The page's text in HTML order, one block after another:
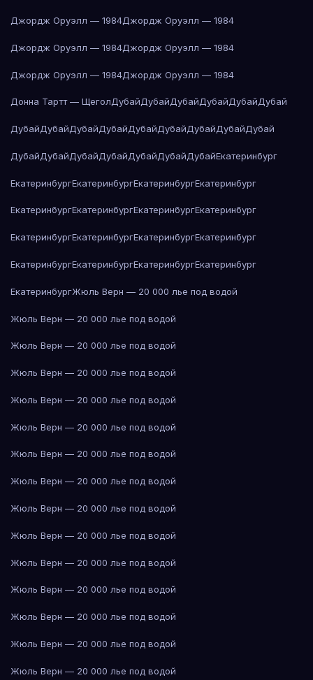
Джордж Оруэлл — 1984Джордж Оруэлл — 1984
Джордж Оруэлл — 1984Джордж Оруэлл — 1984
Джордж Оруэлл — 1984Джордж Оруэлл — 1984
Донна Тартт — ЩеголДубайДубайДубайДубайДубайДубай
ДубайДубайДубайДубайДубайДубайДубайДубайДубай
ДубайДубайДубайДубайДубайДубайДубайЕкатеринбург
ЕкатеринбургЕкатеринбургЕкатеринбургЕкатеринбург
ЕкатеринбургЕкатеринбургЕкатеринбургЕкатеринбург
ЕкатеринбургЕкатеринбургЕкатеринбургЕкатеринбург
ЕкатеринбургЕкатеринбургЕкатеринбургЕкатеринбург
ЕкатеринбургЖюль Верн — 20 000 лье под водой
Жюль Верн — 20 000 лье под водой
Жюль Верн — 20 000 лье под водой
Жюль Верн — 20 000 лье под водой
Жюль Верн — 20 000 лье под водой
Жюль Верн — 20 000 лье под водой
Жюль Верн — 20 000 лье под водой
Жюль Верн — 20 000 лье под водой
Жюль Верн — 20 000 лье под водой
Жюль Верн — 20 000 лье под водой
Жюль Верн — 20 000 лье под водой
Жюль Верн — 20 000 лье под водой
Жюль Верн — 20 000 лье под водой
Жюль Верн — 20 000 лье под водой
Жюль Верн — 20 000 лье под водой